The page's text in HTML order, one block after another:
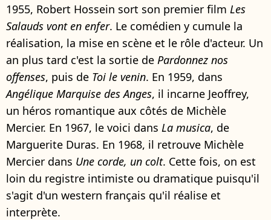
1955, Robert Hossein sort son premier film Les
Salauds vont en enfer. Le comédien y cumule la
réalisation, la mise en scène et le rôle d'acteur. Un
an plus tard c'est la sortie de Pardonnez nos
offenses, puis de Toi le venin. En 1959, dans
Angélique Marquise des Anges, il incarne Jeoffrey,
un héros romantique aux côtés de Michèle
Mercier. En 1967, le voici dans La musica, de
Marguerite Duras. En 1968, il retrouve Michèle
Mercier dans Une corde, un colt. Cette fois, on est
loin du registre intimiste ou dramatique puisqu'il
s'agit d'un western français qu'il réalise et
interprète.